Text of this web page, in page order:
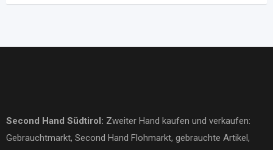
Second Hand Südtirol: Zweiter Hand kaufen und verkaufen:
Gebrauchtmarkt, Second Hand Flohmarkt, gebrauchte Artikel,